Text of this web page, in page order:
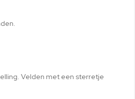
Velden met een sterretje